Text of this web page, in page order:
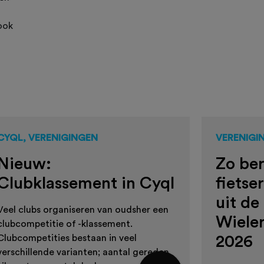
VERENIGINGEN
Nieuw:
in Cyql
clubs organiseren van oudsher een
of -klassement.
bestaan in veel
varianten; aantal gereden
Zo
uit de
2026